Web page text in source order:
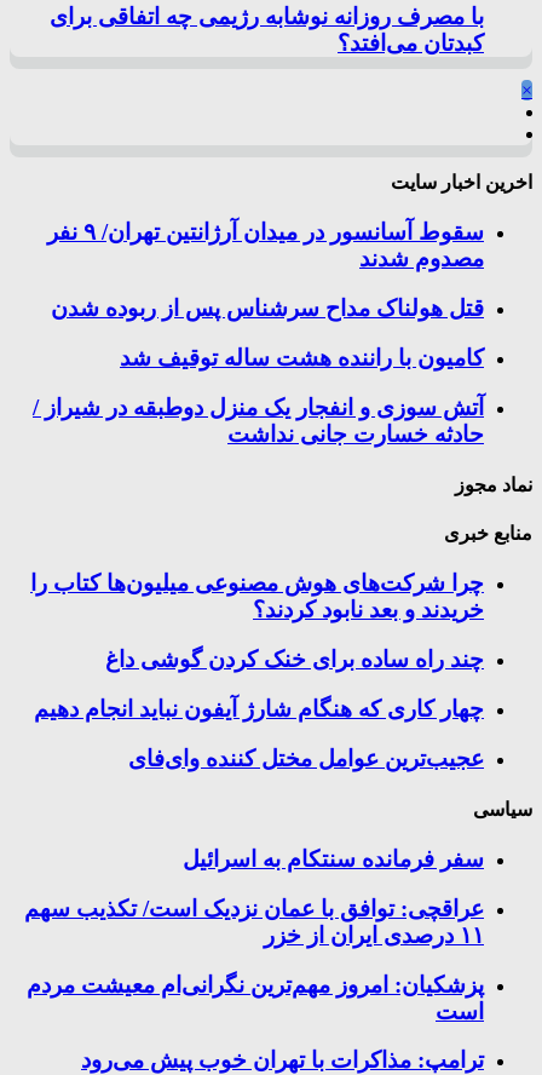
با مصرف روزانه نوشابه رژیمی چه اتفاقی برای
کبدتان می‌افتد؟
×
اخرین اخبار سایت
سقوط آسانسور در میدان آرژانتین تهران/ ۹ نفر
مصدوم شدند
قتل هولناک مداح سرشناس پس از ربوده شدن
کامیون با راننده هشت ساله توقیف شد
آتش سوزی و انفجار یک منزل دوطبقه در شیراز /
حادثه خسارت جانی نداشت
نماد مجوز
منابع خبری
چرا شرکت‌های هوش مصنوعی میلیون‌ها کتاب را
خریدند و بعد نابود کردند؟
چند راه‌ ساده برای خنک کردن گوشی داغ
چهار کاری که هنگام شارژ آیفون نباید انجام دهیم
عجیب‌ترین عوامل مختل کننده وای‌فای
سیاسی
سفر فرمانده سنتکام به اسرائیل
عراقچی: توافق با عمان نزدیک است/ تکذیب سهم
۱۱ درصدی ایران از خزر
پزشکیان: امروز مهم‌ترین نگرانی‌ام معیشت مردم
است
ترامپ: مذاکرات با تهران خوب پیش می‌رود